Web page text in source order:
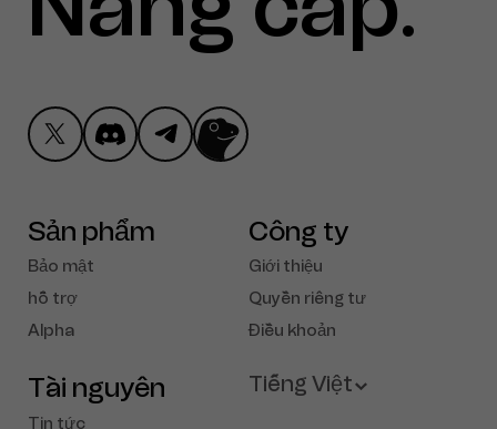
Sản phẩm
Bảo mật
hỗ trợ
Alpha
Công ty
Giới thiệu
Quyền riêng tư
Điều khoản
Tài nguyên
Tin tức
Tiếng Việt